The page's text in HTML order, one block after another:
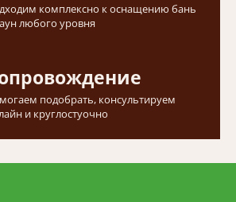
комплексно к оснащению бань
любого уровня
подобрать, консультируем
и круглостуочно